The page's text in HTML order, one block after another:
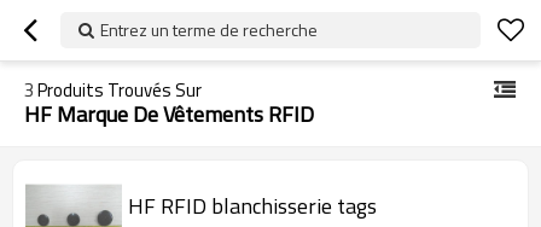
Entrez un terme de recherche
3Produits Trouvés Sur
HF Marque De Vêtements RFID
HF RFID blanchisserie tags